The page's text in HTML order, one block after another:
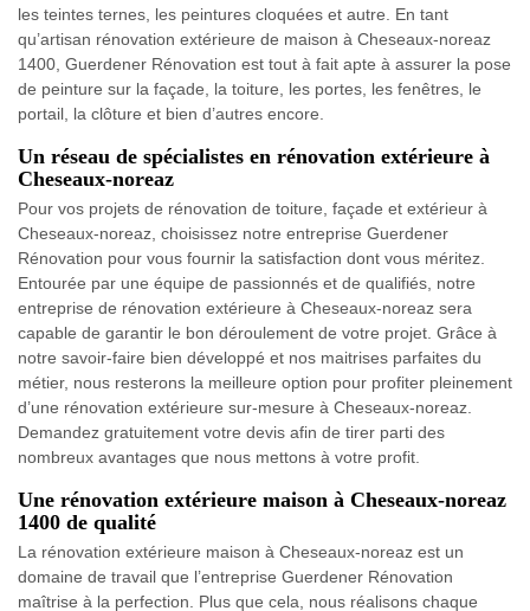
les teintes ternes, les peintures cloquées et autre. En tant
qu’artisan rénovation extérieure de maison à Cheseaux-noreaz
1400, Guerdener Rénovation est tout à fait apte à assurer la pose
de peinture sur la façade, la toiture, les portes, les fenêtres, le
portail, la clôture et bien d’autres encore.
Un réseau de spécialistes en rénovation extérieure à
Cheseaux-noreaz
Pour vos projets de rénovation de toiture, façade et extérieur à
Cheseaux-noreaz, choisissez notre entreprise Guerdener
Rénovation pour vous fournir la satisfaction dont vous méritez.
Entourée par une équipe de passionnés et de qualifiés, notre
entreprise de rénovation extérieure à Cheseaux-noreaz sera
capable de garantir le bon déroulement de votre projet. Grâce à
notre savoir-faire bien développé et nos maitrises parfaites du
métier, nous resterons la meilleure option pour profiter pleinement
d’une rénovation extérieure sur-mesure à Cheseaux-noreaz.
Demandez gratuitement votre devis afin de tirer parti des
nombreux avantages que nous mettons à votre profit.
Une rénovation extérieure maison à Cheseaux-noreaz
1400 de qualité
La rénovation extérieure maison à Cheseaux-noreaz est un
domaine de travail que l’entreprise Guerdener Rénovation
maîtrise à la perfection. Plus que cela, nous réalisons chaque